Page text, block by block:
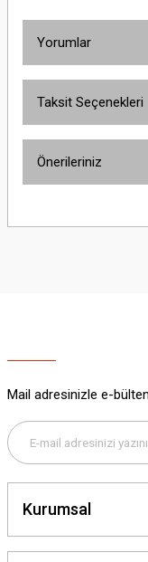
Yorumlar
Taksit Seçenekleri
Önerileriniz
yetersiz gördüğünüz
Bu ürüne benzer
Mail adresinizle e-
Kurumsal